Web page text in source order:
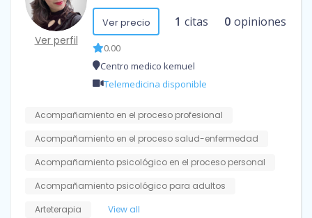
Ver perfil
Ver precio 1 citas 0 opiniones
0.00
Centro medico kemuel
Telemedicina disponible
Acompañamiento en el proceso profesional
Acompañamiento en el proceso salud-enfermedad
Acompañamiento psicológico en el proceso personal
Acompañamiento psicológico para adultos
Arteterapia
View all